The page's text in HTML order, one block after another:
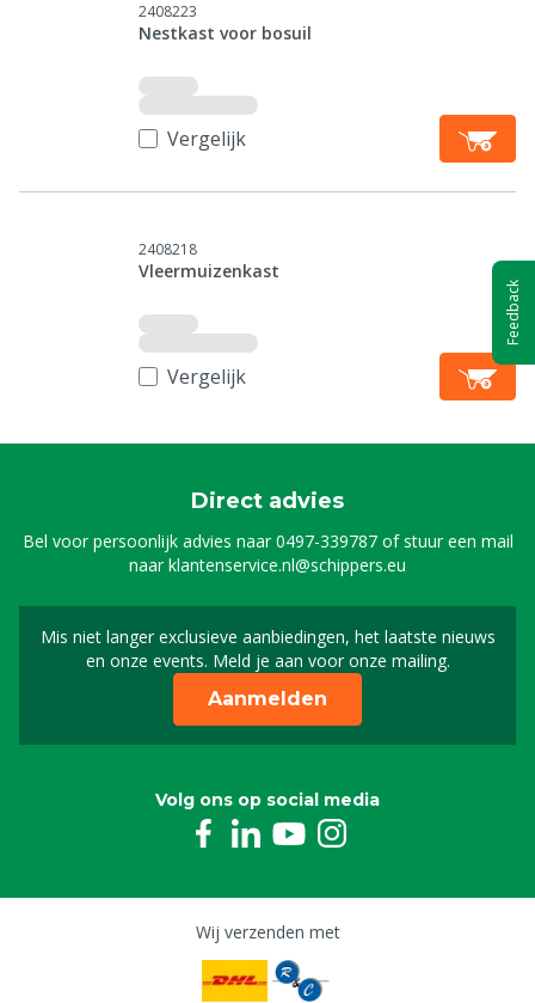
2408223
Nestkast voor bosuil
Vergelijk
2408218
Vleermuizenkast
Vergelijk
Direct advies
Bel voor persoonlijk advies naar0497-339787of stuur een mail
naarklantenservice.nl@schippers.eu
Mis niet langer exclusieve aanbiedingen, het laatste nieuws
en onze events. Meld je aan voor onze mailing.
Schrijf je in voor onze
Aanmelden
Volg ons op social media
Wij verzenden met
Feedback